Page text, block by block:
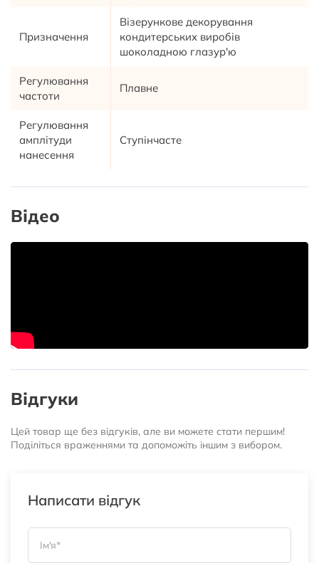
Призначення
Візерункове декорування
кондитерських виробів
шоколадною глазур'ю
Регулювання
частоти
Плавне
Регулювання
амплітуди
нанесення
Ступінчасте
Відео
Відгуки
Цей товар ще без відгуків, але ви можете стати першим!
Поділіться враженнями та допоможіть іншим з вибором.
Написати відгук